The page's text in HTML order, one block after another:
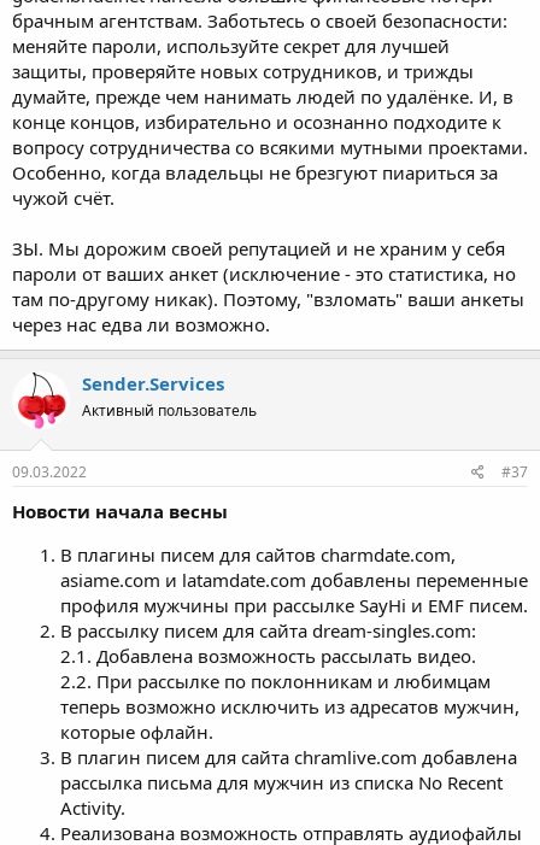
брачным агентствам. Заботьтесь о своей безопасности:
меняйте пароли, используйте секрет для лучшей
защиты, проверяйте новых сотрудников, и трижды
думайте, прежде чем нанимать людей по удалёнке. И, в
конце концов, избирательно и осознанно подходите к
вопросу сотрудничества со всякими мутными проектами.
Особенно, когда владельцы не брезгуют пиариться за
чужой счёт.
ЗЫ. Мы дорожим своей репутацией и не храним у себя
пароли от ваших анкет (исключение - это статистика, но
там по-другому никак). Поэтому, "взломать" ваши анкеты
через нас едва ли возможно.
Sender.Services
Активный пользователь
09.03.2022 #37
Новости начала весны
В плагины писем для сайтов charmdate.com,
asiame.com и latamdate.com добавлены переменные
профиля мужчины при рассылке SayHi и EMF писем.
В рассылку писем для сайта dream-singles.com:
2.1. Добавлена возможность рассылать видео.
2.2. При рассылке по поклонникам и любимцам
теперь возможно исключить из адресатов мужчин,
которые офлайн.
В плагин писем для сайта chramlive.com добавлена
рассылка письма для мужчин из списка No Recent
Activity.
Реализована возможность отправлять аудиофайлы